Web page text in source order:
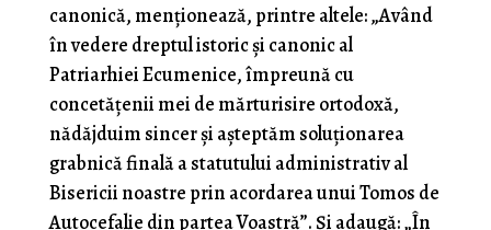
canonică, menționează, printre altele: „Având
în vedere dreptul istoric și canonic al
Patriarhiei Ecumenice, împreună cu
concetățenii mei de mărturisire ortodoxă,
nădăjduim sincer și așteptăm soluționarea
grabnică finală a statutului administrativ al
Bisericii noastre prin acordarea unui Tomos de
Autocefalie din partea Voastră”. Și adaugă: „În